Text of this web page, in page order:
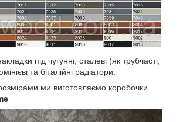
під чугунні, сталеві (як трубчасті,
та біталійні радіатори.
ми виготовляємо коробочки.